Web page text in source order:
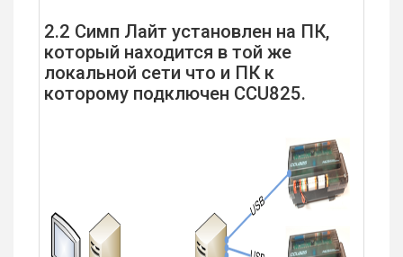
2.2 Симп Лайт установлен на ПК,
который находится в той же
локальной сети что и ПК к
которому подключен CCU825.